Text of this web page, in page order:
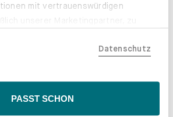
mit vertrauenswürdigen
in den USA, verarbeitet werden
sein könnten. Wähle
Datenschutz
PASST SCHON